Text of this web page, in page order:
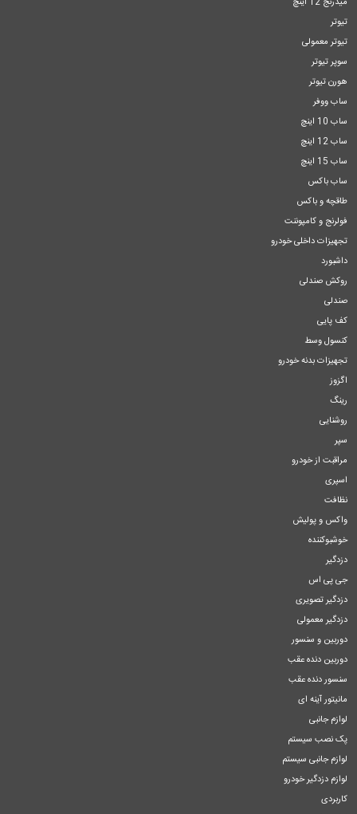
تیوتر
تیوتر معمولی
سوپر تیوتر
هورن تیوتر
ساب ووفر
ساب 10 اینچ
ساب 12 اینچ
ساب 15 اینچ
ساب باکس
طاقچه و باکس
فولرنج و کامپوننت
تجهیزات داخلی خودرو
داشبورد
روکش صندلی
صندلی
کف پایی
کنسول وسط
تجهیزات بدنه خودرو
اگزوز
رینگ
روشنایی
سپر
مراقبت از خودرو
اسپری
نظافت
واکس و پولیش
خوشبوکننده
دزدگیر
جی پی اس
دزدگیر تصویری
دزدگیر معمولی
دوربین و سنسور
دوربین دنده عقب
سنسور دنده عقب
مانیتور آینه ای
لوازم جانبی
پک نصب سیستم
لوازم جانبی سیستم
لوازم دزدگیر خودرو
کاربردی